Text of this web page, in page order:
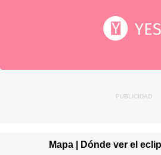
Mapa | Dónde ver el